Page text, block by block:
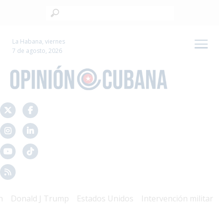
La Habana, viernes
7 de agosto, 2026
J Trump Estados Unidos Intervención militar